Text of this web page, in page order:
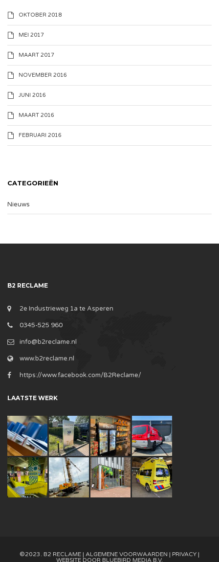
OKTOBER 2018
MEI 2017
MAART 2017
NOVEMBER 2016
JUNI 2016
MAART 2016
FEBRUARI 2016
CATEGORIEËN
Nieuws
B2 RECLAME
2e Industrieweg 1a te Asperen
0345-525 960
info@b2reclame.nl
www.b2reclame.nl
https://www.facebook.com/B2Reclame/
LAATSTE WERK
©2023. B2 RECLAME | ALGEMENE VOORWAARDEN | PRIVACY |
WEBSITE DOOR BLUEBIRD MEDIA B.V.